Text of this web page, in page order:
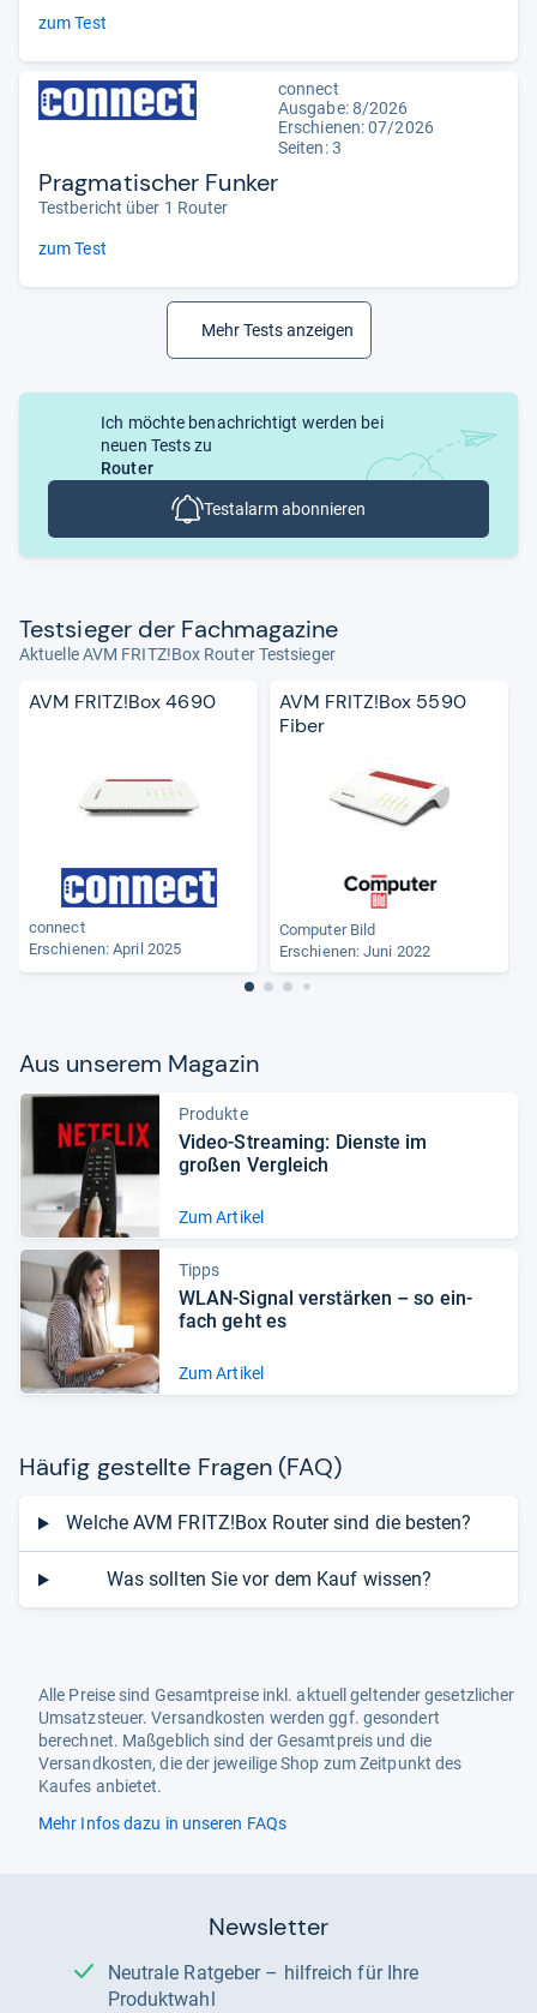
zum Test
connect
Ausgabe: 8/2026
Erschienen:07/2026
Seiten: 3
Pragmatischer Funker
Testbericht über 1 Router
zum Test
Mehr Tests anzeigen
Ich möchte benachrichtigt werden bei
neuen Tests zu
Router
Testalarm abonnieren
Test­sie­ger der Fach­ma­ga­zine
Aktuelle AVM FRITZ!Box Router Testsieger
AVM FRITZ!Box 4690
connect
Erschienen: April 2025
AVM FRITZ!Box 5590
Fiber
Computer Bild
Erschienen: Juni 2022
Aus unse­rem Maga­zin
Produkte
Video-​Stre­a­ming: Dienste im
großen Ver­gleich
Zum Artikel
Tipps
WLAN-​Signal ver­stär­ken – so ein­
fach geht es
Zum Artikel
Häu­fig gestellte Fra­gen (FAQ)
Welche AVM FRITZ!Box Router sind die besten?
Was sollten Sie vor dem Kauf wissen?
Alle Preise sind Gesamtpreise inkl. aktuell geltender gesetzlicher
Umsatzsteuer. Versandkosten werden ggf. gesondert
berechnet. Maßgeblich sind der Gesamtpreis und die
Versandkosten, die der jeweilige Shop zum Zeitpunkt des
Kaufes anbietet.
Mehr Infos dazu in unseren FAQs
Newsletter
Neutrale Ratgeber – hilfreich für Ihre
Produktwahl